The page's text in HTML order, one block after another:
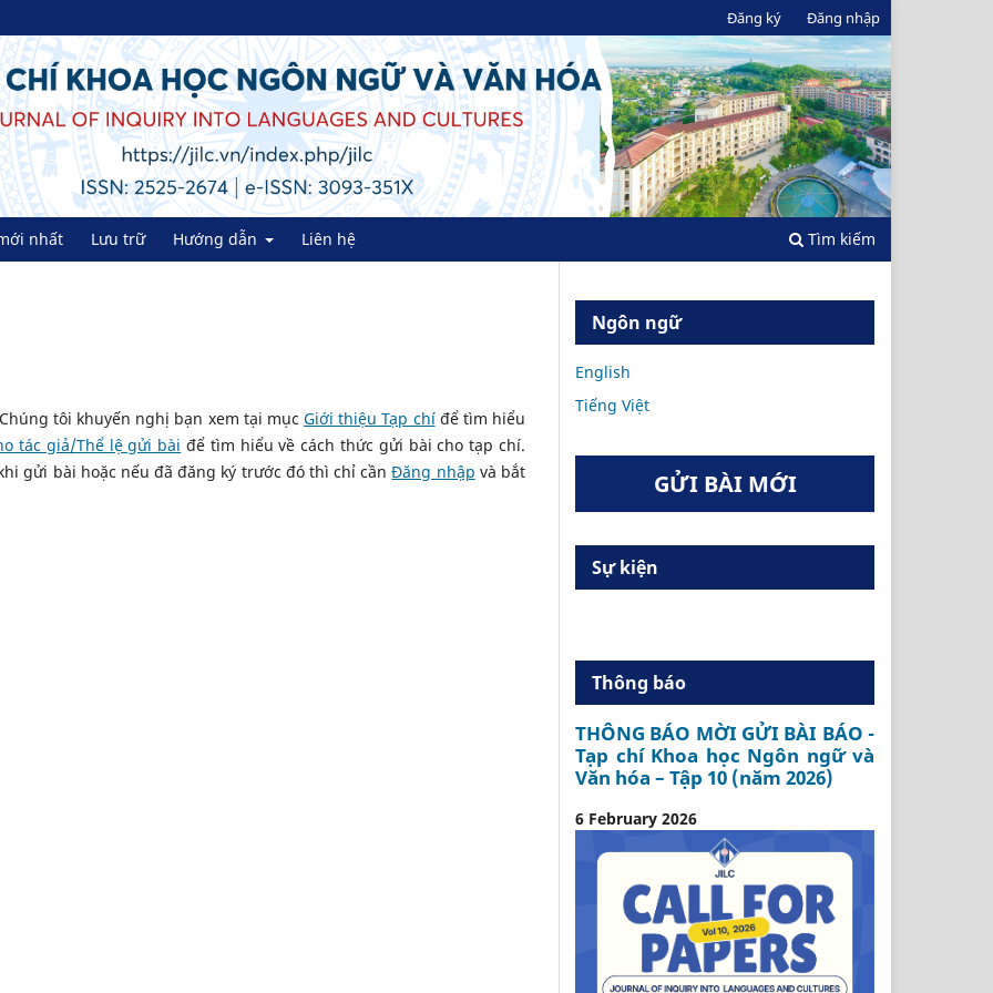
nhất Lưu trữ Hướng dẫn Liên hệ Tìm kiếm
Đăng ký Đăng nhập
tôi khuyến nghị bạn xem tại mụcGiới thiệu Tạp chíđể tìm hiểu
tác giả/Thể lệ gửi bài để tìm hiểu về cách thức gửi bài cho tạp chí.
gửi bài hoặc nếu đã đăng ký trước đó thì chỉ cầnĐăng nhập và bắt
Ngôn ngữ
English
Tiếng Việt
GỬI BÀI MỚI
Sự kiện
Thông báo
THÔNG BÁO MỜI GỬI BÀI BÁO -
Tạp chí Khoa học Ngôn ngữ và
Văn hóa – Tập 10 (năm 2026)
6 February 2026